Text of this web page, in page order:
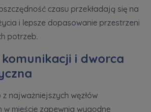
czasu przekładają się na
i lepsze dopasowanie przestrzeni
potrzeb.
i dworca
najważniejszych węzłów
w mieście zapewnia wygodne